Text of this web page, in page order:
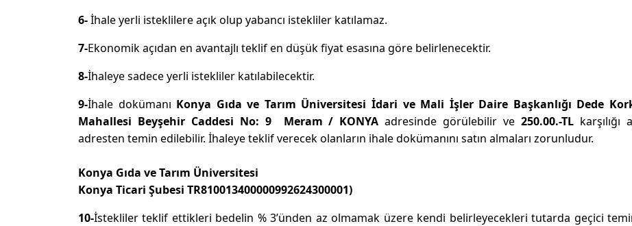
6-İhale yerli isteklilere açık olup yabancı istekliler katılamaz.
7-Ekonomik açıdan en avantajlı teklif en düşük fiyat esasına göre belirlenecektir.
8-İhaleye sadece yerli istekliler katılabilecektir.
9-İhale dokümanı Konya Gıda ve Tarım Üniversitesi İdari ve Mali İşler Daire Başkanlığı Dede
Mahallesi Beyşehir Caddesi No: 9 Meram / KONYA adresinde görülebilir ve250.00.-TL karşılığı
adresten temin edilebilir. İhaleye teklif verecek olanların ihale dokümanını satın almaları zorunludur.
Konya Gıda ve Tarım Üniversitesi
Konya Ticari Şubesi TR810013400000992624300001)
10-İstekliler teklif ettikleri bedelin % 3’ünden az olmamak üzere kendi belirleyecekleri tutarda geçici